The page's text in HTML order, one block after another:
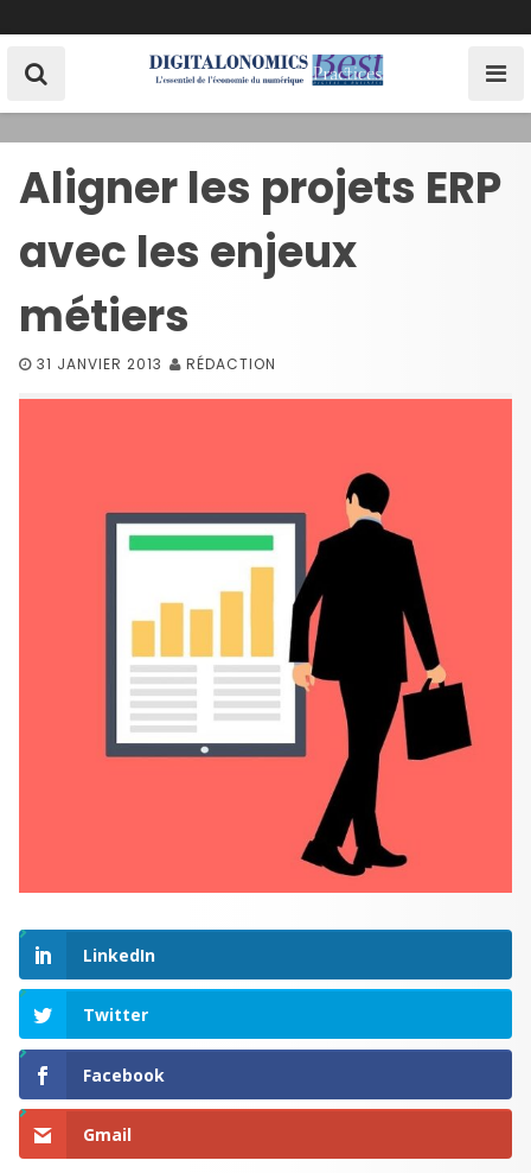
k
Aligner les projets ERP
avec les enjeux
métiers
31 JANVIER 2013 RÉDACTION
LinkedIn
Twitter
Facebook
Gmail